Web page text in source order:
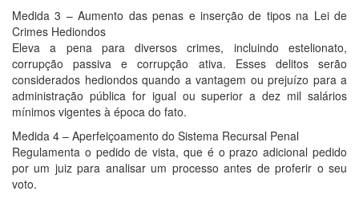
Medida 3 – Aumento das penas e inserção de tipos na Lei de
Crimes Hediondos
Eleva a pena para diversos crimes, incluindo estelionato,
corrupção passiva e corrupção ativa. Esses delitos serão
considerados hediondos quando a vantagem ou prejuízo para a
administração pública for igual ou superior a dez mil salários
mínimos vigentes à época do fato.
Medida 4 – Aperfeiçoamento do Sistema Recursal Penal
Regulamenta o pedido de vista, que é o prazo adicional pedido
por um juiz para analisar um processo antes de proferir o seu
voto.